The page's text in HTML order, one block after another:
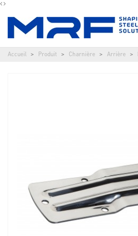
Accueil Produit Charnière Arrière